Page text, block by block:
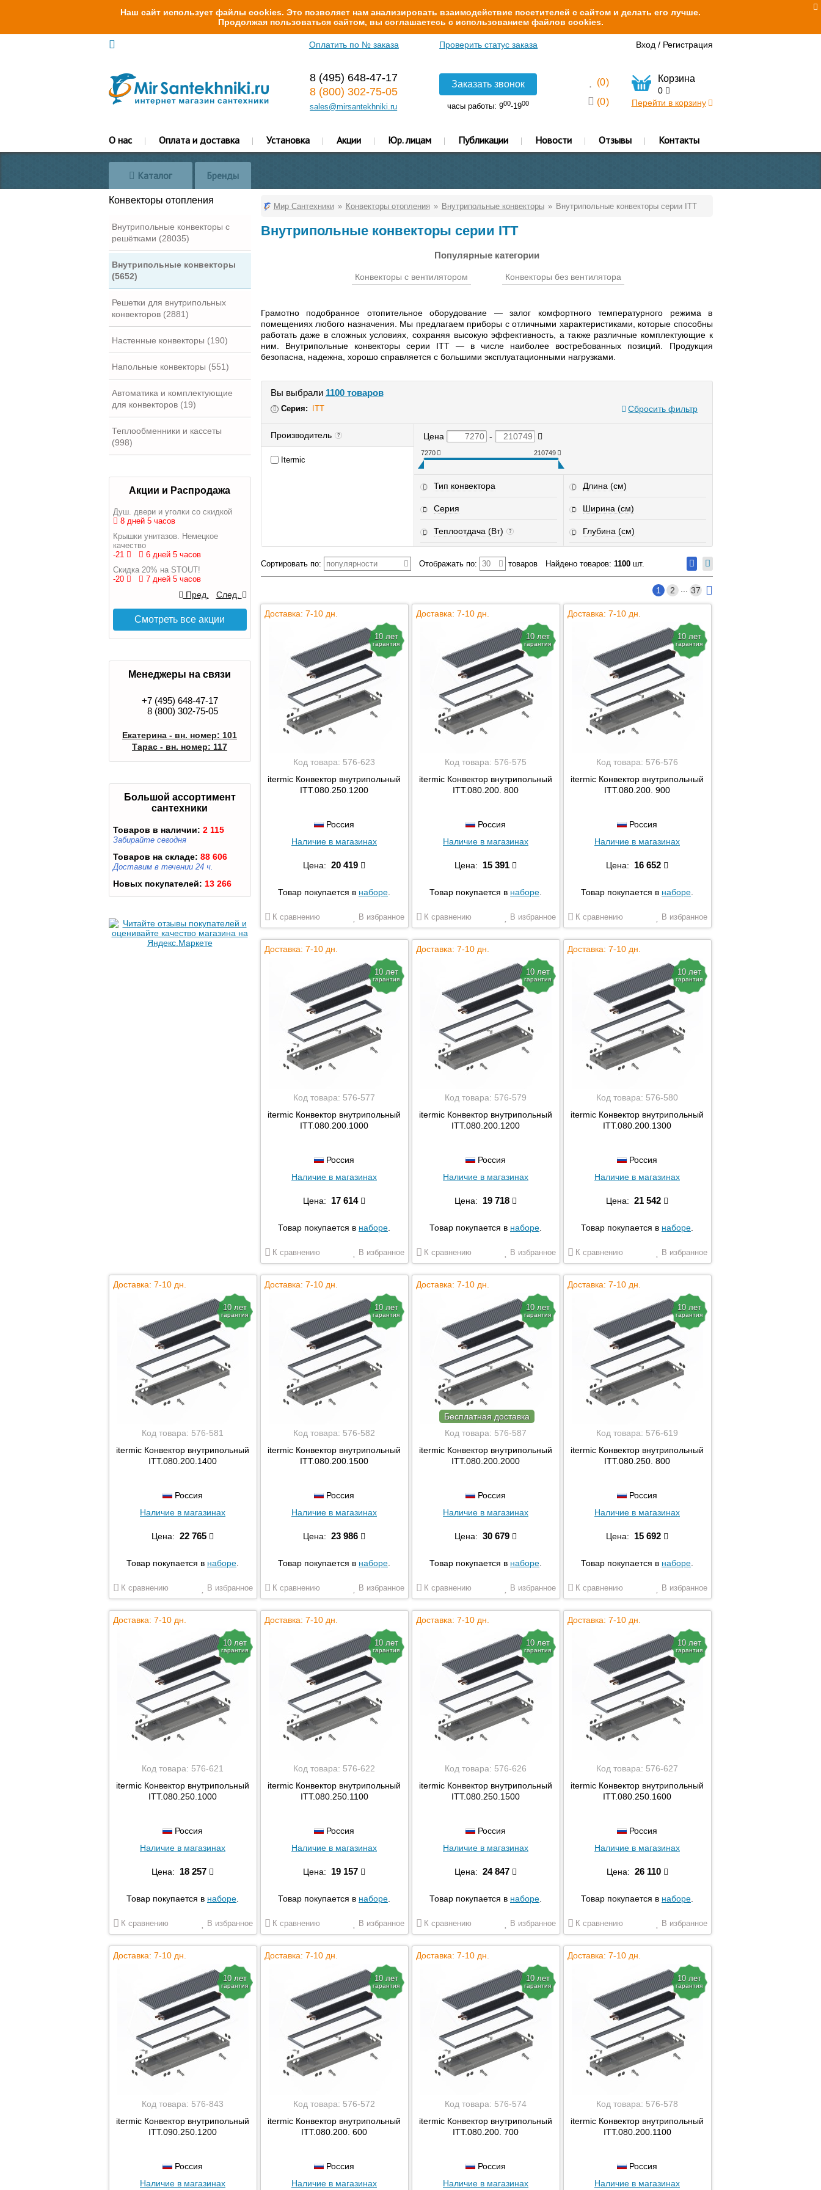
Наш сайт использует файлы cookies. Это позволяет нам анализировать взаимодействие посетителей с сайтом и делать его лучше.
Продолжая пользоваться сайтом, вы соглашаетесь с использованием файлов cookies.
Оплатить по № заказа Проверить статус заказа Вход / Регистрация
8 (495) 648-47-17
8 (800) 302-75-05
sales@mirsantekhniki.ru
Заказать звонок
часы работы: 900-1900
(0)
(0)
Корзина
0
Перейти в корзину
О нас Оплата и доставка Установка Акции Юр. лицам Публикации Новости Отзывы Контакты
Каталог Бренды
Конвекторы отопления
Внутрипольные конвекторы с
решётками (28035)
Внутрипольные конвекторы
(5652)
Решетки для внутрипольных
конвекторов (2881)
Настенные конвекторы (190)
Напольные конвекторы (551)
Автоматика и комплектующие
для конвекторов (19)
Теплообменники и кассеты
(998)
Акции и Распродажа
Душ. двери и уголки со скидкой
8 дней 5 часов
Крышки унитазов. Немецкое
качество
-21
6 дней 5 часов
Скидка 20% на STOUT!
-20
7 дней 5 часов
Пред. След.
Смотреть все акции
Менеджеры на связи
+7 (495) 648-47-17
8 (800) 302-75-05
Екатерина - вн. номер: 101
Тарас - вн. номер: 117
Большой ассортимент
сантехники
Товаров в наличии: 2 115
Забирайте сегодня
Товаров на складе: 88 606
Доставим в течении 24 ч.
Новых покупателей: 13 266
Мир Сантехники Конвекторы отопления Внутрипольные конвекторы Внутрипольные конвекторы серии ITT
Внутрипольные конвекторы серии ITT
Популярные категории
Конвекторы с вентилятором Конвекторы без вентилятора
Грамотно подобранное отопительное оборудование — залог комфортного температурного режима в
помещениях любого назначения. Мы предлагаем приборы с отличными характеристиками, которые способны
работать даже в сложных условиях, сохраняя высокую эффективность, а также различные комплектующие к
ним. Внутрипольные конвекторы серии ITT — в числе наиболее востребованных позиций. Продукция
безопасна, надежна, хорошо справляется с большими эксплуатационными нагрузками.
Вы выбрали 1100 товаров
Серия: ITT Сбросить фильтр
Производитель ?
Itermic
Цена -
7270 210749
Тип конвектора
Серия
Теплоотдача (Вт) ?
Длина (см)
Ширина (см)
Глубина (см)
Сортировать по: популярности Отображать по: 30 товаров Найдено товаров: 1100шт.
1 2 ... 37
Доставка: 7-10 дн.
10 лет
гарантия
Код товара: 576-623
itermic Конвектор внутрипольный
ITT.080.250.1200
Россия
Наличие в магазинах
Цена: 20 419
Товар покупается в наборе.
К сравнению В избранное
Доставка: 7-10 дн.
10 лет
гарантия
Код товара: 576-575
itermic Конвектор внутрипольный
ITT.080.200. 800
Россия
Наличие в магазинах
Цена: 15 391
Товар покупается в наборе.
К сравнению В избранное
Доставка: 7-10 дн.
10 лет
гарантия
Код товара: 576-576
itermic Конвектор внутрипольный
ITT.080.200. 900
Россия
Наличие в магазинах
Цена: 16 652
Товар покупается в наборе.
К сравнению В избранное
Доставка: 7-10 дн.
10 лет
гарантия
Код товара: 576-577
itermic Конвектор внутрипольный
ITT.080.200.1000
Россия
Наличие в магазинах
Цена: 17 614
Товар покупается в наборе.
К сравнению В избранное
Доставка: 7-10 дн.
10 лет
гарантия
Код товара: 576-579
itermic Конвектор внутрипольный
ITT.080.200.1200
Россия
Наличие в магазинах
Цена: 19 718
Товар покупается в наборе.
К сравнению В избранное
Доставка: 7-10 дн.
10 лет
гарантия
Код товара: 576-580
itermic Конвектор внутрипольный
ITT.080.200.1300
Россия
Наличие в магазинах
Цена: 21 542
Товар покупается в наборе.
К сравнению В избранное
Доставка: 7-10 дн.
10 лет
гарантия
Код товара: 576-581
itermic Конвектор внутрипольный
ITT.080.200.1400
Россия
Наличие в магазинах
Цена: 22 765
Товар покупается в наборе.
К сравнению В избранное
Доставка: 7-10 дн.
10 лет
гарантия
Код товара: 576-582
itermic Конвектор внутрипольный
ITT.080.200.1500
Россия
Наличие в магазинах
Цена: 23 986
Товар покупается в наборе.
К сравнению В избранное
Доставка: 7-10 дн.
10 лет
гарантия
Бесплатная доставка
Код товара: 576-587
itermic Конвектор внутрипольный
ITT.080.200.2000
Россия
Наличие в магазинах
Цена: 30 679
Товар покупается в наборе.
К сравнению В избранное
Доставка: 7-10 дн.
10 лет
гарантия
Код товара: 576-619
itermic Конвектор внутрипольный
ITT.080.250. 800
Россия
Наличие в магазинах
Цена: 15 692
Товар покупается в наборе.
К сравнению В избранное
Доставка: 7-10 дн.
10 лет
гарантия
Код товара: 576-621
itermic Конвектор внутрипольный
ITT.080.250.1000
Россия
Наличие в магазинах
Цена: 18 257
Товар покупается в наборе.
К сравнению В избранное
Доставка: 7-10 дн.
10 лет
гарантия
Код товара: 576-622
itermic Конвектор внутрипольный
ITT.080.250.1100
Россия
Наличие в магазинах
Цена: 19 157
Товар покупается в наборе.
К сравнению В избранное
Доставка: 7-10 дн.
10 лет
гарантия
Код товара: 576-626
itermic Конвектор внутрипольный
ITT.080.250.1500
Россия
Наличие в магазинах
Цена: 24 847
Товар покупается в наборе.
К сравнению В избранное
Доставка: 7-10 дн.
10 лет
гарантия
Код товара: 576-627
itermic Конвектор внутрипольный
ITT.080.250.1600
Россия
Наличие в магазинах
Цена: 26 110
Товар покупается в наборе.
К сравнению В избранное
Доставка: 7-10 дн.
10 лет
гарантия
Код товара: 576-843
itermic Конвектор внутрипольный
ITT.090.250.1200
Россия
Наличие в магазинах
Доставка: 7-10 дн.
10 лет
гарантия
Код товара: 576-572
itermic Конвектор внутрипольный
ITT.080.200. 600
Россия
Наличие в магазинах
Доставка: 7-10 дн.
10 лет
гарантия
Код товара: 576-574
itermic Конвектор внутрипольный
ITT.080.200. 700
Россия
Наличие в магазинах
Доставка: 7-10 дн.
10 лет
гарантия
Код товара: 576-578
itermic Конвектор внутрипольный
ITT.080.200.1100
Россия
Наличие в магазинах